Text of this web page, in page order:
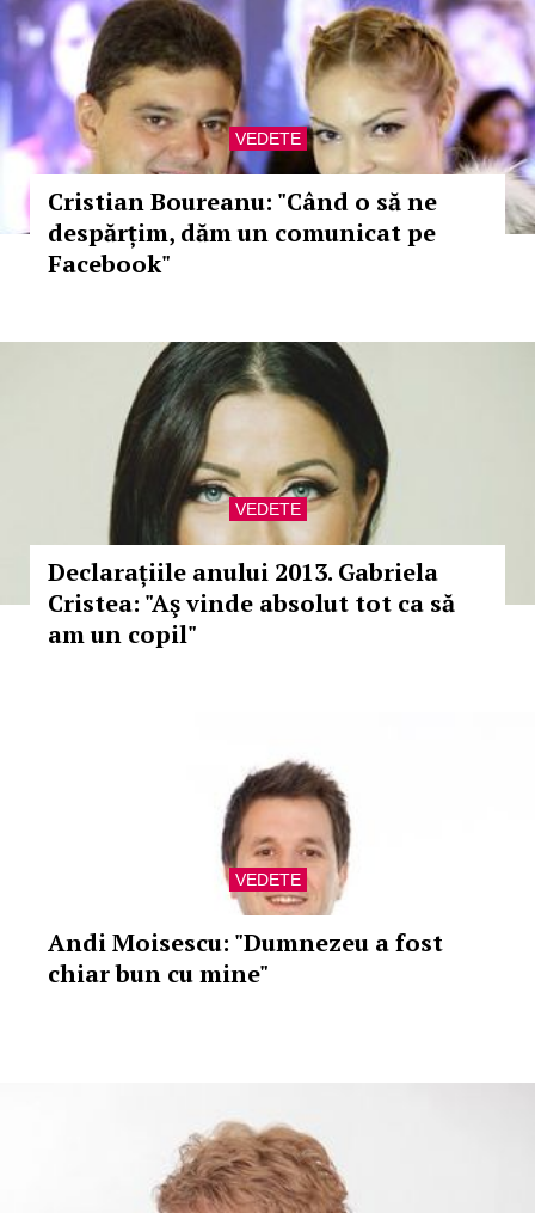
VEDETE
Cristian Boureanu: "Când o să ne
despărțim, dăm un comunicat pe
Facebook"
VEDETE
Declarațiile anului 2013. Gabriela
Cristea: "Aş vinde absolut tot ca să
am un copil"
VEDETE
Andi Moisescu: "Dumnezeu a fost
chiar bun cu mine"